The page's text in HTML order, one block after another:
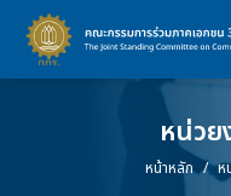
หน่วย
หน้าหลัก ห